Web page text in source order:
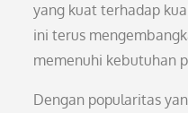
yang kuat terhadap
ini terus
memenuhi kebutuhan
Dengan popularitas